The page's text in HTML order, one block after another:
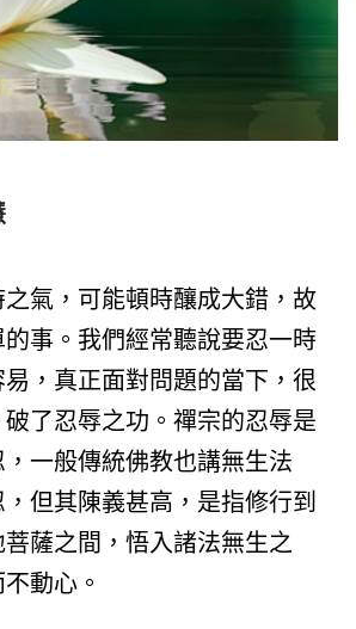
氣，可能頓時釀成大錯，故
事。我們經常聽說要忍一時
，真正面對問題的當下，很
了忍辱之功。禪宗的忍辱是
一般傳統佛教也講無生法
但其陳義甚高，是指修行到
薩之間，悟入諸法無生之
動心。